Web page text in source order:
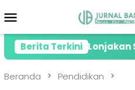
ke
Mobile
Berita Terkini
Lonjakan Serapan
Beranda Pendidikan